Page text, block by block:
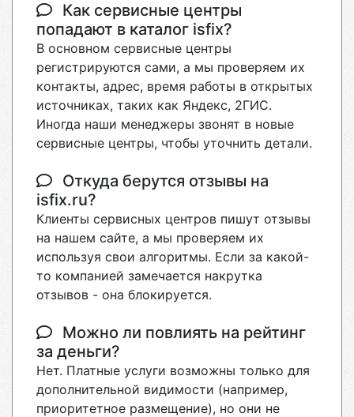
Как сервисные центры
попадают в каталог isfix?
В основном сервисные центры
регистрируются сами, а мы проверяем их
контакты, адрес, время работы в открытых
источниках, таких как Яндекс, 2ГИС.
Иногда наши менеджеры звонят в новые
сервисные центры, чтобы уточнить детали.
Откуда берутся отзывы на
isfix.ru?
Клиенты сервисных центров пишут отзывы
на нашем сайте, а мы проверяем их
используя свои алгоритмы. Если за какой-
то компанией замечается накрутка
отзывов - она блокируется.
Можно ли повлиять на рейтинг
за деньги?
Нет. Платные услуги возможны только для
дополнительной видимости (например,
приоритетное размещение), но они не